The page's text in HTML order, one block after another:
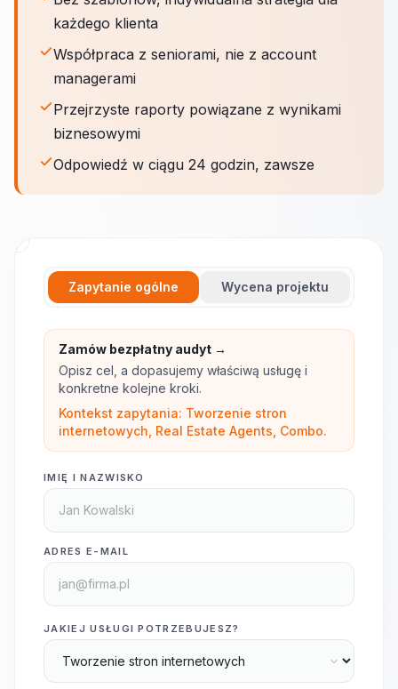
każdego klienta
Współpraca z seniorami, nie z account
managerami
Przejrzyste raporty powiązane z wynikami
biznesowymi
Odpowiedź w ciągu 24 godzin, zawsze
Zapytanie ogólne Wycena projektu
Zamów bezpłatny audyt →
Opisz cel, a dopasujemy właściwą usługę i
konkretne kolejne kroki.
Kontekst zapytania: Tworzenie stron
internetowych, Real Estate Agents, Combo.
IMIĘ I NAZWISKO
ADRES E-MAIL
JAKIEJ USŁUGI POTRZEBUJESZ?